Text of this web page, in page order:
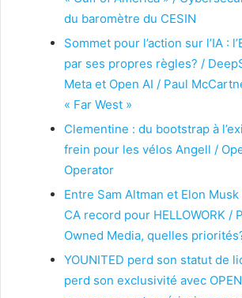
du baromètre du CESIN
Sommet pour l’action sur l’IA :
par ses propres règles? /
Meta et Open AI / Paul
« Far West »
Clementine : du bootstrap à
frein pour les vélos Angell /
Operator
Entre Sam Altman et Elon
CA record pour HELLOWORK /
Owned Media, quelles
YOUNITED perd son statut de
perd son exclusivité avec